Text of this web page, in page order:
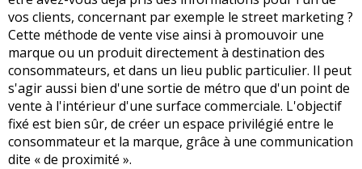
vos clients, concernant par exemple le street marketing ?
Cette méthode de vente vise ainsi à promouvoir une
marque ou un produit directement à destination des
consommateurs, et dans un lieu public particulier. Il peut
s'agir aussi bien d'une sortie de métro que d'un point de
vente à l'intérieur d'une surface commerciale. L'objectif
fixé est bien sûr, de créer un espace privilégié entre le
consommateur et la marque, grâce à une communication
dite « de proximité ».